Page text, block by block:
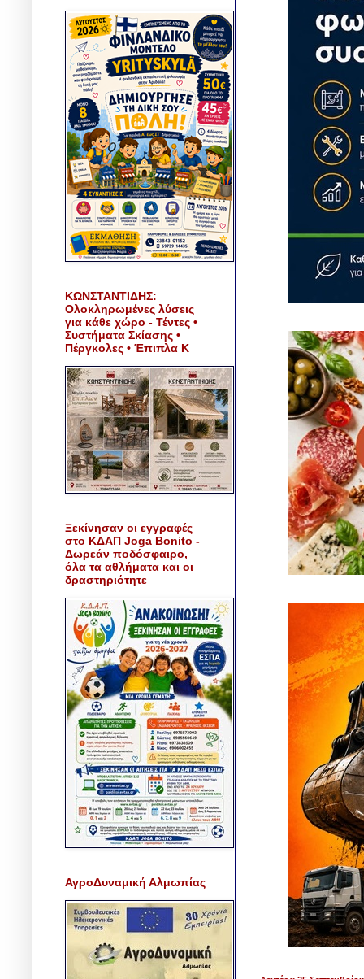
ΚΩΝΣΤΑΝΤΙΔΗΣ:
Ολοκληρωμένες λύσεις
για κάθε χώρο - Τέντες •
Συστήματα Σκίασης •
Πέργκολες • Έπιπλα Κ
Ξεκίνησαν οι εγγραφές
στο ΚΔΑΠ Joga Bonito -
Δωρεάν ποδόσφαιρο,
όλα τα αθλήματα και οι
δραστηριότητε
ΑγροΔυναμική Αλμωπίας